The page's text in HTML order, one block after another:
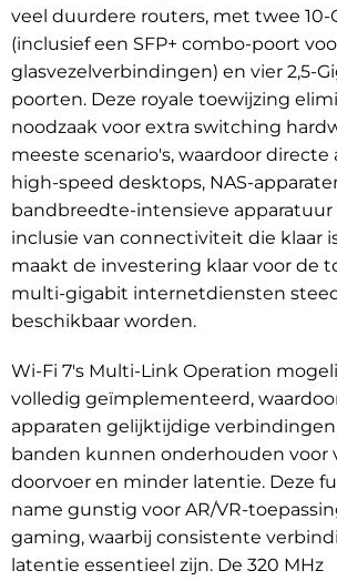
veel duurdere routers, met twee
(inclusief een SFP+ combo-poort
glasvezelverbindingen) en vier 2,5-
poorten. Deze royale toewijzing
noodzaak voor extra switching
meeste scenario's, waardoor directe
high-speed desktops, NAS-
bandbreedte-intensieve apparatuur
inclusie van connectiviteit die klaar
maakt de investering klaar voor de
multi-gigabit internetdiensten
beschikbaar worden.
Wi-Fi 7's Multi-Link Operation
volledig geïmplementeerd,
apparaten gelijktijdige
banden kunnen onderhouden voor
doorvoer en minder latentie. Deze
name gunstig voor AR/VR-
gaming, waarbij consistente
latentie essentieel zijn. De 320 MHz